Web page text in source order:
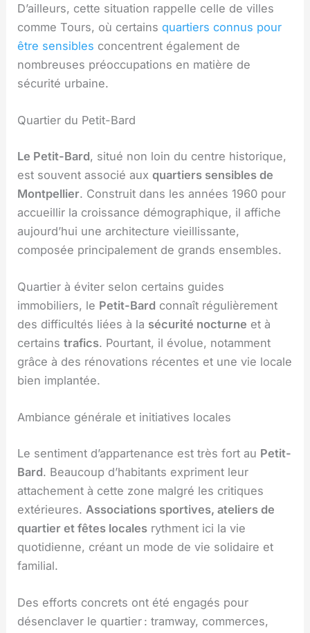
D’ailleurs, cette situation rappelle celle de villes
comme Tours, où certainsquartiers connus pour
être sensibles concentrent également de
nombreuses préoccupations en matière de
sécurité urbaine.
Quartier du Petit-Bard
Le Petit-Bard, situé non loin du centre historique,
est souvent associé auxquartiers sensibles de
Montpellier. Construit dans les années 1960 pour
accueillir la croissance démographique, il affiche
aujourd’hui une architecture vieillissante,
composée principalement de grands ensembles.
Quartier à éviter selon certains guides
immobiliers, le Petit-Bard connaît régulièrement
des difficultés liées à la sécurité nocturne et à
certainstrafics. Pourtant, il évolue, notamment
grâce à des rénovations récentes et une vie locale
bien implantée.
Ambiance générale et initiatives locales
Le sentiment d’appartenance est très fort au Petit-
Bard. Beaucoup d’habitants expriment leur
attachement à cette zone malgré les critiques
extérieures. Associations sportives, ateliers de
quartier et fêtes locales rythment ici la vie
quotidienne, créant un mode de vie solidaire et
familial.
Des efforts concrets ont été engagés pour
désenclaver le quartier : tramway, commerces,